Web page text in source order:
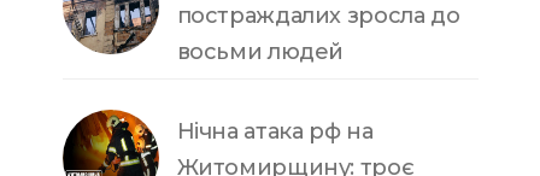
постраждалих зросла до
восьми людей
Нічна атака рф на
Житомирщину: троє